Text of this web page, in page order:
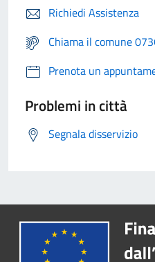
Richiedi Assistenza
Chiama il comune
Prenota un
Problemi in città
Segnala disservizio